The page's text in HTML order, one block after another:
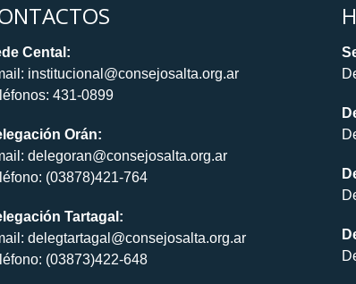
Cental:
institucional@consejosalta.org.ar
431-0899
Orán:
delegoran@consejosalta.org.ar
(03878)421-764
Tartagal:
delegtartagal@consejosalta.org.ar
(03873)422-648